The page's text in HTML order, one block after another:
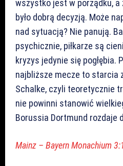
wszystko jest w porządku,
było dobrą decyzją. Może
nad sytuacją? Nie panują.
psychicznie, piłkarze są
kryzys jedynie się pogłębia.
najbliższe mecze to starcia
Schalke, czyli teoretycznie
nie powinni stanowić
Borussia Dortmund rozdaje
Mainz – Bayern Monachium